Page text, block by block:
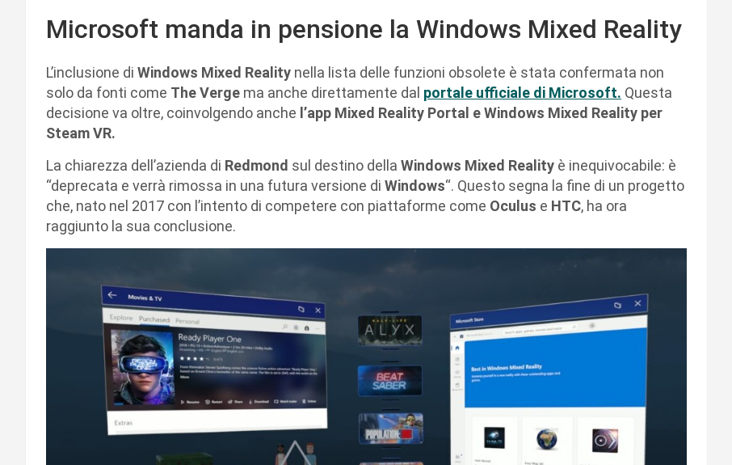
Microsoft manda in pensione la Windows Mixed Reality
L’inclusione di Windows Mixed Reality nella lista delle funzioni obsolete è stata confermata non
solo da fonti come The Verge ma anche direttamente dal portale ufficiale di Microsoft. Questa
decisione va oltre, coinvolgendo anche l’app Mixed Reality Portal e Windows Mixed Reality per
Steam VR.
La chiarezza dell’azienda di Redmond sul destino della Windows Mixed Reality è inequivocabile: è
“deprecata e verrà rimossa in una futura versione di Windows“. Questo segna la fine di un progetto
che, nato nel 2017 con l’intento di competere con piattaforme come Oculus e HTC, ha ora
raggiunto la sua conclusione.